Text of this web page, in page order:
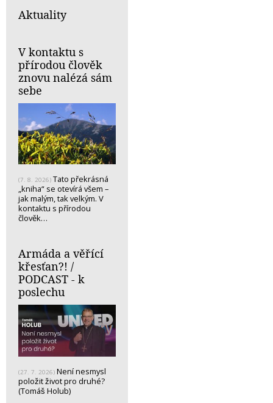
Aktuality
V kontaktu s
přírodou člověk
znovu nalézá sám
sebe
(7. 8. 2026) Tato překrásná
„kniha“ se otevírá všem –
jak malým, tak velkým. V
kontaktu s přírodou
člověk…
Armáda a věřící
křesťan?! /
PODCAST - k
poslechu
(27. 7. 2026) Není nesmysl
položit život pro druhé?
(Tomáš Holub)